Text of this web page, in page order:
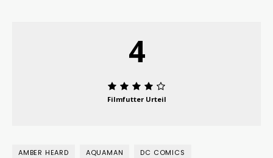
4
Filmfutter Urteil
AMBER HEARD AQUAMAN
DC COMICS